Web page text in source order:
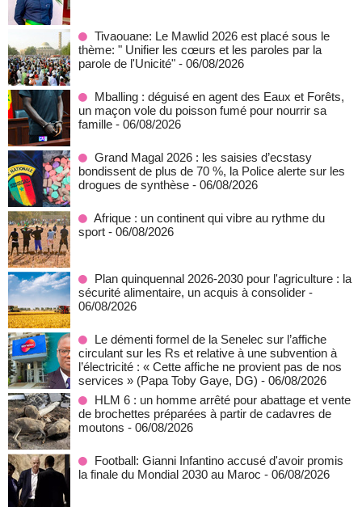
Tivaouane: Le Mawlid 2026 est placé sous le
thème: " Unifier les cœurs et les paroles par la
parole de l'Unicité" - 06/08/2026
Mballing : déguisé en agent des Eaux et Forêts,
un maçon vole du poisson fumé pour nourrir sa
famille - 06/08/2026
Grand Magal 2026 : les saisies d’ecstasy
bondissent de plus de 70 %, la Police alerte sur les
drogues de synthèse - 06/08/2026
Afrique : un continent qui vibre au rythme du
sport - 06/08/2026
Plan quinquennal 2026-2030 pour l'agriculture : la
sécurité alimentaire, un acquis à consolider -
06/08/2026
Le démenti formel de la Senelec sur l’affiche
circulant sur les Rs et relative à une subvention à
l’électricité : « Cette affiche ne provient pas de nos
services » (Papa Toby Gaye, DG) - 06/08/2026
HLM 6 : un homme arrêté pour abattage et vente
de brochettes préparées à partir de cadavres de
moutons - 06/08/2026
Football: Gianni Infantino accusé d'avoir promis
la finale du Mondial 2030 au Maroc - 06/08/2026